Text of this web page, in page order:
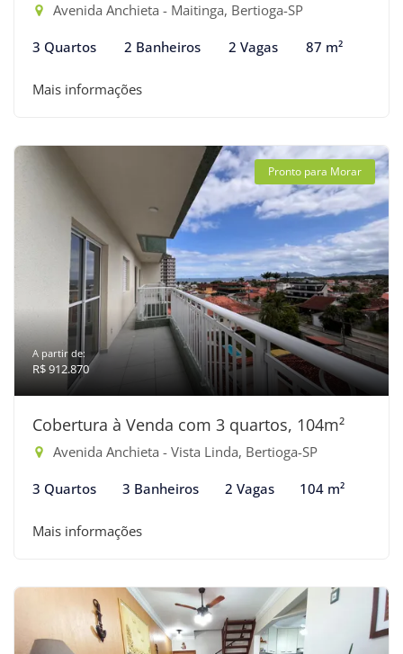
Avenida Anchieta - Maitinga, Bertioga-SP
3 Quartos 2 Banheiros 2 Vagas 87 m²
Mais informações
Pronto para Morar
A partir de:
R$ 912.870
Cobertura à Venda com 3 quartos, 104m²
Avenida Anchieta - Vista Linda, Bertioga-SP
3 Quartos 3 Banheiros 2 Vagas 104 m²
Mais informações